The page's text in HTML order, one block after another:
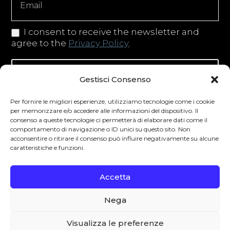
Gestisci Consenso
Per fornire le migliori esperienze, utilizziamo tecnologie come i cookie
per memorizzare e/o accedere alle informazioni del dispositivo. Il
consenso a queste tecnologie ci permetterà di elaborare dati come il
comportamento di navigazione o ID unici su questo sito. Non
acconsentire o ritirare il consenso può influire negativamente su alcune
caratteristiche e funzioni.
Accetta
Nega
Visualizza le preferenze
I consent to receive the newsletter and
agree to the Privacy Policy.
Iscriviti alla newsletter
Degustibus invita al consumo responsabile.
La vendita di bevande alcoliche è vietata ai
Paese di residenza. L’abuso di alcol è
pericoloso per la salute.